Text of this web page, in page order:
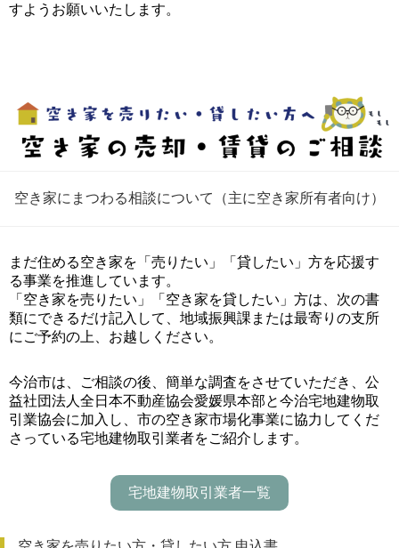
すようお願いいたします。
空き家にまつわる相談について（主に空き家所有者向け）
まだ住める空き家を「売りたい」「貸したい」方を応援す
る事業を推進しています。
「空き家を売りたい」「空き家を貸したい」方は、次の書
類にできるだけ記入して、地域振興課または最寄りの支所
にご予約の上、お越しください。
今治市は、ご相談の後、簡単な調査をさせていただき、公
益社団法人全日本不動産協会愛媛県本部と今治宅地建物取
引業協会に加入し、市の空き家市場化事業に協力してくだ
さっている宅地建物取引業者をご紹介します。
宅地建物取引業者一覧